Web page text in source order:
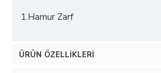
1.Hamur Zarf
ÜRÜN ÖZELLIKLERI